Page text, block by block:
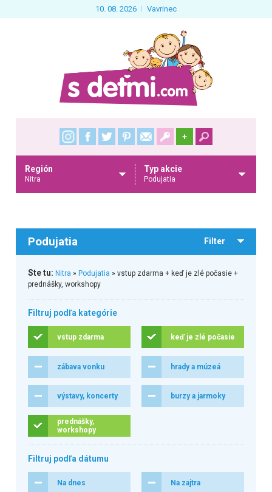
10. 08. 2026 Vavrinec
+
Región
Nitra
Typ akcie
Podujatia
Podujatia Filter
Ste tu: Nitra » Podujatia » vstup zdarma + keď je zlé počasie +
prednášky, workshopy
Filtruj podľa kategórie
vstup zdarma keď je zlé počasie
zábava vonku hrady a múzeá
výstavy, koncerty burzy a jarmoky
prednášky,
workshopy
Filtruj podľa dátumu
Na dnes Na zajtra